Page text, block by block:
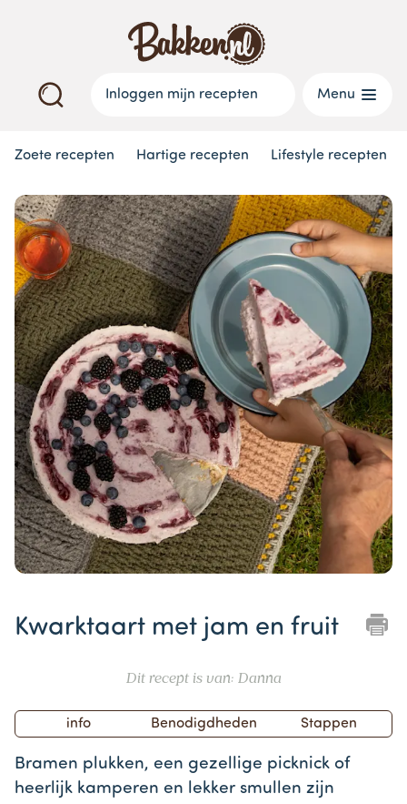
Inloggen mijn recepten Menu
Zoete recepten Hartige recepten Lifestyle recepten
Kwarktaart met jam en fruit
Dit recept is van: Danna
of
info Benodigdheden Stappen
Bramen plukken, een gezellige picknick of
heerlijk kamperen en lekker smullen zijn